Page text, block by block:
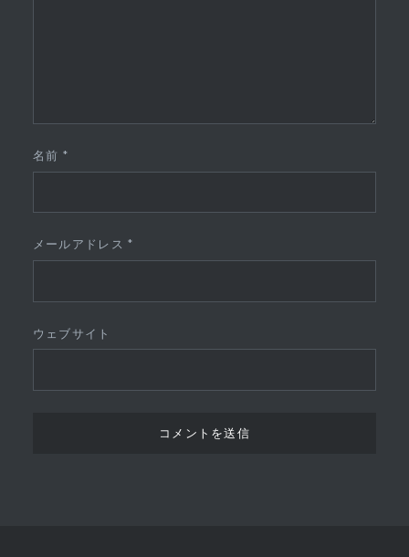
名前 *
メールアドレス*
ウェブサイト